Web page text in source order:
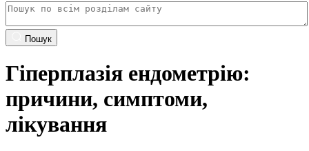
Пошук
Гіперплазія ендометрію:
причини, симптоми,
лікування